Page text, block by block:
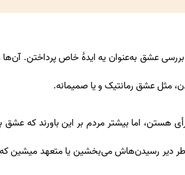
به مطالعه و بررسی عشق به‌عنوان یه ایدۀ
مثل عشق رمانتیک و یا صمیمانه.
هستن، اما بیشتر مردم بر این باورند
رسیدن‌هاش می‌بخشین یا متعهد میشین که یه